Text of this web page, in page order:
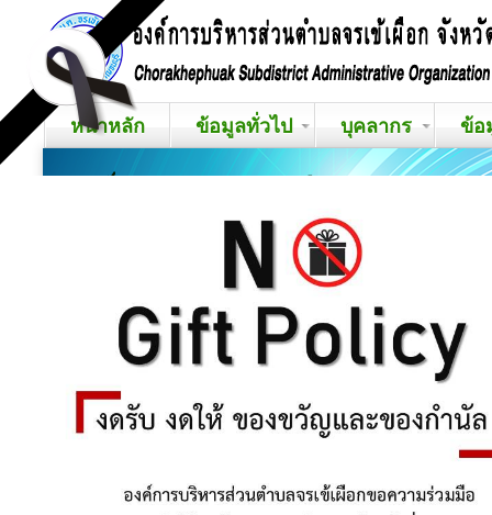
หน้าหลัก ข้อมูลทั่วไป บุคลากร ข้อ